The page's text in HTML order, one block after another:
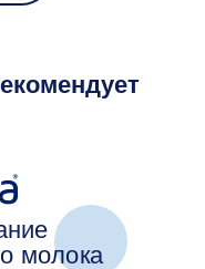
молока